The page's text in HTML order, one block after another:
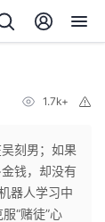
1.7k+
刻男；如果
钱，却没有
器人学习中
“赌徒”心